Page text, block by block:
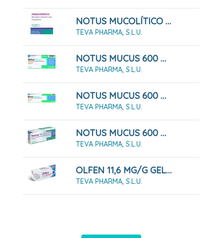
NOTUS MUCOLÍTICO 50 MG/ML SOLUCIÓN ORAL , 1 Frasco De 200 Ml
TEVA PHARMA, S.L.U.
NOTUS MUCUS 600 MG COMPRIMIDOS EFERVENCENTES SABOR LIMON, 10 Comprimidos
TEVA PHARMA, S.L.U.
NOTUS MUCUS 600 MG COMPRIMIDOS EFERVENCENTES SABOR LIMON, 20 Comprimidos
TEVA PHARMA, S.L.U.
NOTUS MUCUS 600 MG COMPRIMIDOS EFERVESCENTES 20 COMPRIMIDOS
TEVA PHARMA, S.L.U.
OLFEN 11,6 MG/G GEL 100 G
TEVA PHARMA, S.L.U.